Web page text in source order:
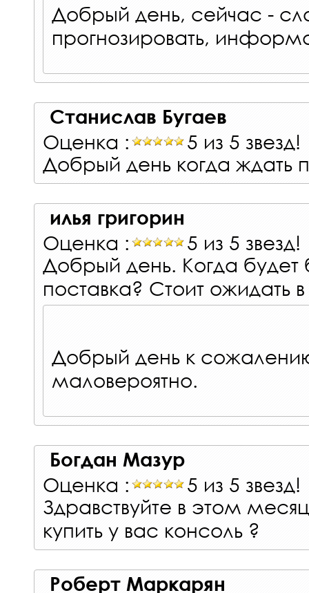
Добрый день, сейчас -
прогнозировать,
Станислав Бугаев
Оценка :
5 из 5 звезд!
Добрый день когда ждать
илья григорин
Оценка :
5 из 5 звезд!
Добрый день. Когда
поставка? Стоит ожидать
Добрый день к
маловероятно.
Богдан Мазур
Оценка :
5 из 5 звезд!
Здравствуйте в этом
купить у вас консоль ?
Роберт Маркарян